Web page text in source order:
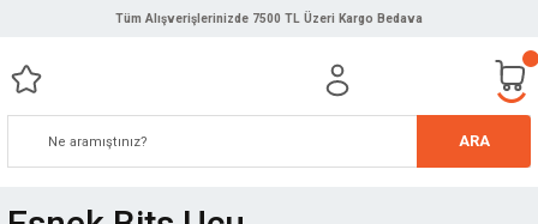
Tüm Alışverişlerinizde 7500 TL Üzeri Kargo Bedava
ARA